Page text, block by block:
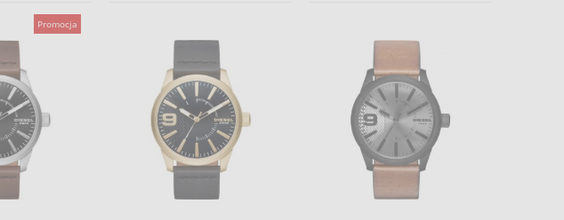
Promocja